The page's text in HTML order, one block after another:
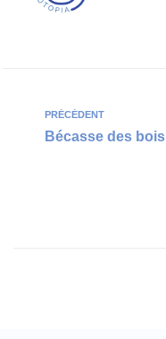
PRÉCÉDENT
Bécasse des bois